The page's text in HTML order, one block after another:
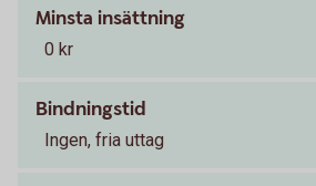
Minsta insättning
0 kr
Bindningstid
Ingen, fria uttag